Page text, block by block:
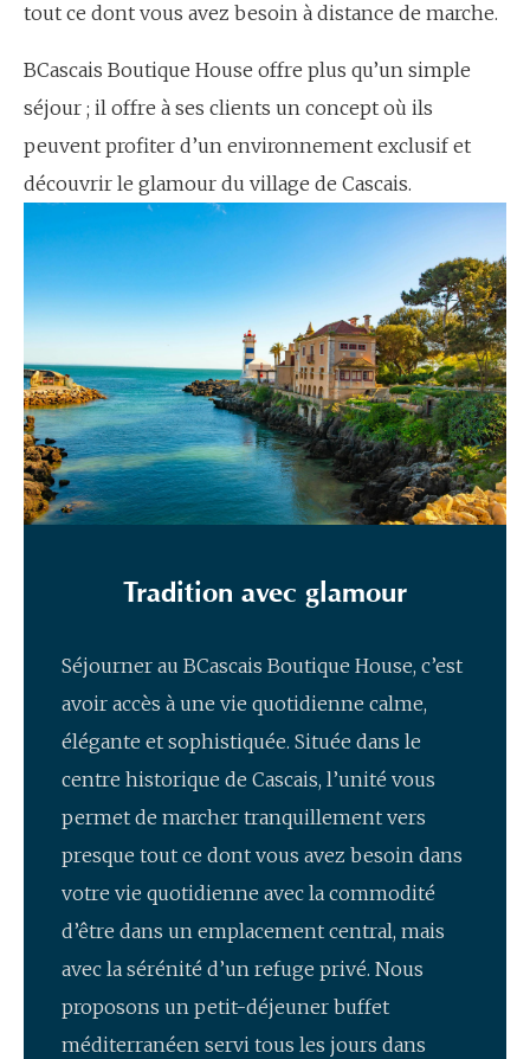
tout ce dont vous avez besoin à distance de marche.
BCascais Boutique House offre plus qu’un simple
séjour ; il offre à ses clients un concept où ils
peuvent profiter d’un environnement exclusif et
découvrir le glamour du village de Cascais.
Tradition avec glamour
Séjourner au BCascais Boutique House, c’est
avoir accès à une vie quotidienne calme,
élégante et sophistiquée. Située dans le
centre historique de Cascais, l’unité vous
permet de marcher tranquillement vers
presque tout ce dont vous avez besoin dans
votre vie quotidienne avec la commodité
d’être dans un emplacement central, mais
avec la sérénité d’un refuge privé. Nous
proposons un petit-déjeuner buffet
méditerranéen servi tous les jours dans